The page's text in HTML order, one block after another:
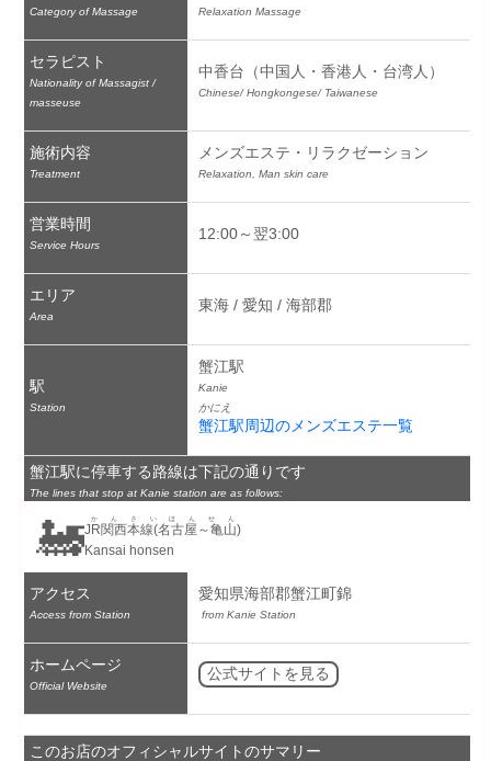
Category of Massage Relaxation Massage
セラピスト
Nationality of Massagist /
masseuse
中香台（中国人・香港人・台湾人）
Chinese/ Hongkongese/ Taiwanese
施術内容
Treatment
メンズエステ・リラクゼーション
Relaxation, Man skin care
営業時間
Service Hours
12:00～翌3:00
エリア
Area
東海 / 愛知 / 海部郡
駅
Station
蟹江駅
Kanie
かにえ
蟹江駅周辺のメンズエステ一覧
蟹江駅に停車する路線は下記の通りです
The lines that stop at Kanie station are as follows:
🚂JR関西本線(名古屋～亀山)
かんさいほんせん
Kansai honsen
アクセス
Access from Station
愛知県海部郡蟹江町錦
from Kanie Station
ホームページ
Official Website
公式サイトを見る
このお店のオフィシャルサイトのサマリー